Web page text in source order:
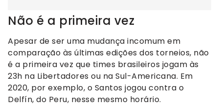
Não é a primeira vez
Apesar de ser uma mudança incomum em
comparação às últimas edições dos torneios, não
é a primeira vez que times brasileiros jogam às
23h na Libertadores ou na Sul-Americana. Em
2020, por exemplo, o Santos jogou contra o
Delfín, do Peru, nesse mesmo horário.